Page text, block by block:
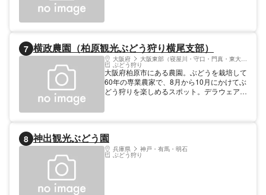
7 横政農園（柏原観光ぶどう狩り横尾支部）
大阪府 大阪東部（寝屋川・守口・門真・東大阪）
ぶどう狩り
大阪府柏原市にある農園。ぶどうを栽培して
60年の専業農家で、8月から10月にかけてぶ
どう狩りを楽しめるスポット。デラウェアや
8 神出観光ぶどう園
兵庫県 神戸・有馬・明石
ぶどう狩り